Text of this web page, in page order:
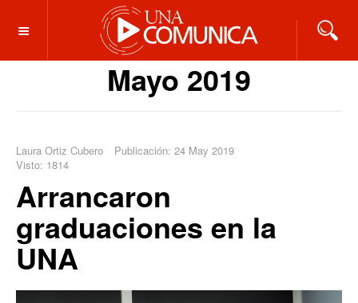
OFF CANVAS
Mayo 2019
Laura Ortiz Cubero
Publicación: 24 May 2019
Visto: 1814
Arrancaron
graduaciones en la
UNA